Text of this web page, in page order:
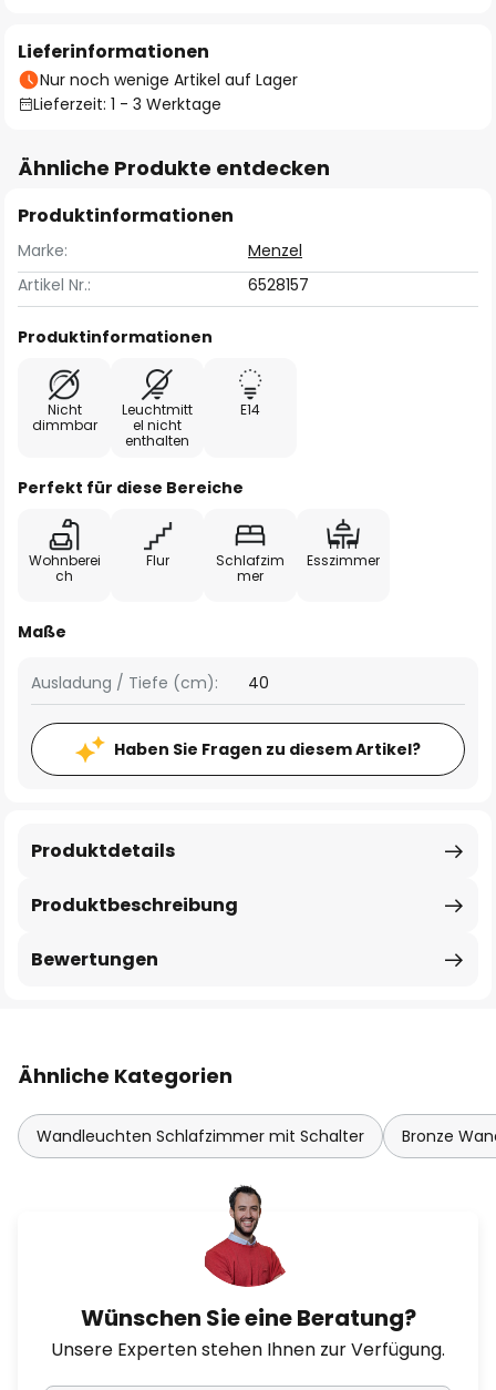
Lieferinformationen
Nur noch wenige Artikel auf Lager
Lieferzeit: 1 - 3 Werktage
Ähnliche Produkte entdecken
Produktinformationen
Marke:
Menzel
Artikel Nr.:
6528157
Produktinformationen
Nicht
dimmbar
Leuchtmitt
el nicht
enthalten
E14
Perfekt für diese Bereiche
Wohnberei
ch
Flur
Schlafzim
mer
Esszimmer
Maße
Ausladung / Tiefe (cm): 40
Haben Sie Fragen zu diesem Artikel?
Produktbeschreibung
Produktdetails
Bewertungen
Ähnliche Kategorien
Wandleuchten Schlafzimmer mit Schalter Bronze
Wünschen Sie eine Beratung?
Unsere Experten stehen Ihnen zur Verfügung.